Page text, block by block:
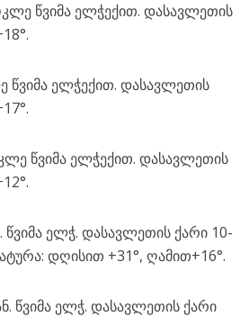
წვიმა ელჭექით. დასავლეთის
წვიმა ელჭექით. დასავლეთის
წვიმა ელჭექით. დასავლეთის
ელჭ. დასავლეთის ქარი 10-
დღისით +31°, ღამით+16°.
წვიმა ელჭ. დასავლეთის ქარი